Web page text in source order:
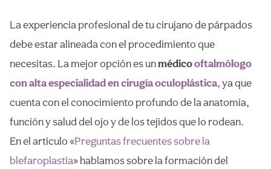
La experiencia profesional de tu cirujano de párpados
debe estar alineada con el procedimiento que
necesitas. La mejor opción es unmédicooftalmólogo
con alta especialidad en cirugía oculoplástica, ya que
cuenta con el conocimiento profundo de la anatomía,
función y salud del ojo y de los tejidos que lo rodean.
En el artículo «Preguntas frecuentes sobre la
blefaroplastia» hablamos sobre la formación del